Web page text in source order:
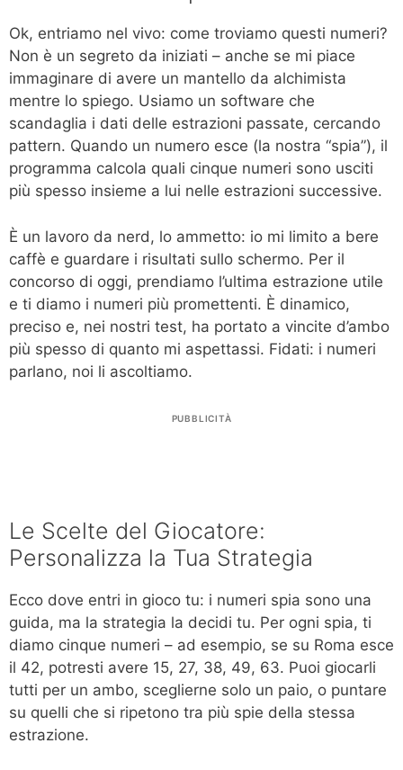
Ok, entriamo nel vivo: come troviamo questi numeri?
Non è un segreto da iniziati – anche se mi piace
immaginare di avere un mantello da alchimista
mentre lo spiego. Usiamo un software che
scandaglia i dati delle estrazioni passate, cercando
pattern. Quando un numero esce (la nostra “spia”), il
programma calcola quali cinque numeri sono usciti
più spesso insieme a lui nelle estrazioni successive.
È un lavoro da nerd, lo ammetto: io mi limito a bere
caffè e guardare i risultati sullo schermo. Per il
concorso di oggi, prendiamo l’ultima estrazione utile
e ti diamo i numeri più promettenti. È dinamico,
preciso e, nei nostri test, ha portato a vincite d’ambo
più spesso di quanto mi aspettassi. Fidati: i numeri
parlano, noi li ascoltiamo.
PUBBLICITÀ
Le Scelte del Giocatore:
Personalizza la Tua Strategia
Ecco dove entri in gioco tu: i numeri spia sono una
guida, ma la strategia la decidi tu. Per ogni spia, ti
diamo cinque numeri – ad esempio, se su Roma esce
il 42, potresti avere 15, 27, 38, 49, 63. Puoi giocarli
tutti per un ambo, sceglierne solo un paio, o puntare
su quelli che si ripetono tra più spie della stessa
estrazione.